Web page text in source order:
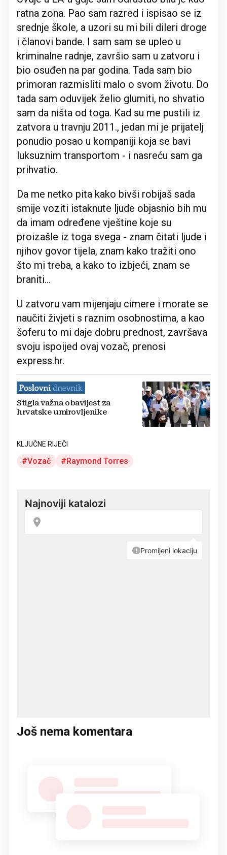
ratna zona. Pao sam razred i ispisao se iz
srednje škole, a uzori su mi bili dileri droge
i članovi bande. I sam sam se upleo u
kriminalne radnje, završio sam u zatvoru i
bio osuđen na par godina. Tada sam bio
primoran razmisliti malo o svom životu. Do
tada sam oduvijek želio glumiti, no shvatio
sam da ništa od toga. Kad su me pustili iz
zatvora u travnju 2011., jedan mi je prijatelj
ponudio posao u kompaniji koja se bavi
luksuznim transportom - i nasreću sam ga
prihvatio.
Da me netko pita kako bivši robijaš sada
smije voziti istaknute ljude objasnio bih mu
da imam određene vještine koje su
proizašle iz toga svega - znam čitati ljude i
njihov govor tijela, znam kako tražiti ono
što mi treba, a kako to izbjeći, znam se
braniti...
U zatvoru vam mijenjaju cimere i morate se
naučiti živjeti s raznim osobnostima, a kao
šoferu to mi daje dobru prednost, završava
svoju ispoijed ovaj vozač, prenosi
express.hr.
Stigla važna obavijest za
hrvatske umirovljenike
KLJUČNE RIJEČI
Vozač Raymond Torres
Još nema komentara